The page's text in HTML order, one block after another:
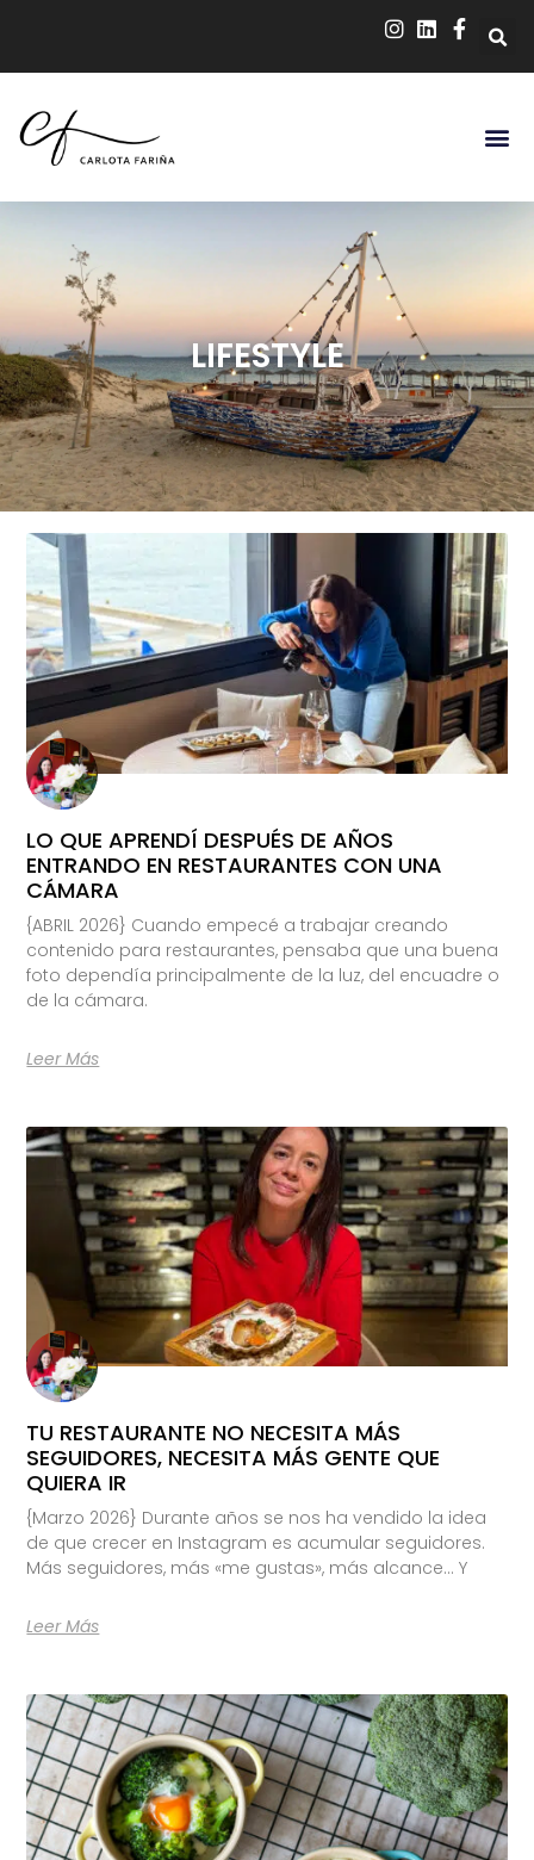
LIFESTYLE
LO QUE APRENDÍ DESPUÉS DE AÑOS
ENTRANDO EN RESTAURANTES CON UNA
CÁMARA
{ABRIL 2026} Cuando empecé a trabajar creando
contenido para restaurantes, pensaba que una buena
foto dependía principalmente de la luz, del encuadre o
de la cámara.
Leer Más
TU RESTAURANTE NO NECESITA MÁS
SEGUIDORES, NECESITA MÁS GENTE QUE
QUIERA IR
{Marzo 2026} Durante años se nos ha vendido la idea
de que crecer en Instagram es acumular seguidores.
Más seguidores, más «me gustas», más alcance… Y
Leer Más